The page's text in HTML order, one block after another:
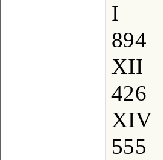
I
894
XII
426
XIV
555